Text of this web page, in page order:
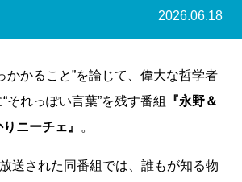
2026.06.18
かかること”を論じて、偉大な哲学者
それっぽい言葉”を残す番組
『永野＆
ニーチェ』
。
送された同番組では、誰もが知る物